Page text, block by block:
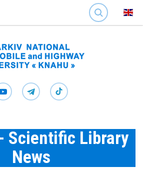
SEARCH
Scientific Library
News